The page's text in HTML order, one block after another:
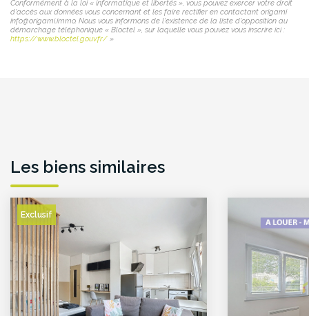
Conformément à la loi « informatique et libertés », vous pouvez exercer votre droit
d'accès aux données vous concernant et les faire rectifier en contactant origami
info@origami.immo. Nous vous informons de l'existence de la liste d'opposition au
démarchage téléphonique « Bloctel », sur laquelle vous pouvez vous inscrire ici :
https://www.bloctel.gouv.fr/ »
Les biens similaires
Exclusif